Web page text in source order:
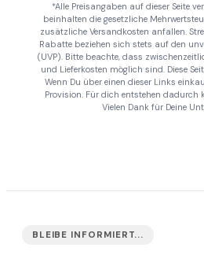
*Alle Preisangaben auf dieser Seite
beinhalten die gesetzliche
zusätzliche Versandkosten anfallen.
Rabatte beziehen sich stets auf den
(UVP). Bitte beachte, dass
und Lieferkosten möglich sind. Diese
Wenn Du über einen dieser Links
Provision. Für dich entstehen dadurch
Vielen Dank für Deine
BLEIBE INFORMIERT...